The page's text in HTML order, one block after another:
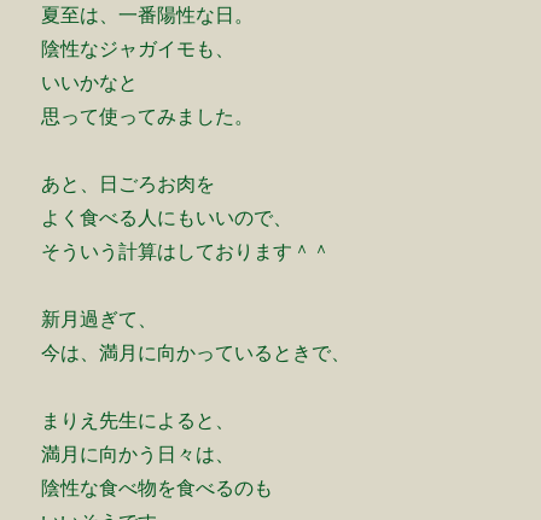
夏至は、一番陽性な日。
陰性なジャガイモも、
いいかなと
思って使ってみました。
あと、日ごろお肉を
よく食べる人にもいいので、
そういう計算はしております＾＾
新月過ぎて、
今は、満月に向かっているときで、
まりえ先生によると、
満月に向かう日々は、
陰性な食べ物を食べるのも